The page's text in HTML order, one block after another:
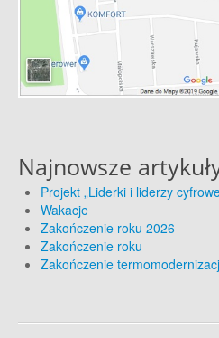
Najnowsze
Projekt „Liderki i liderzy
Wakacje
Zakończenie roku 2026
Zakończenie roku
Zakończenie